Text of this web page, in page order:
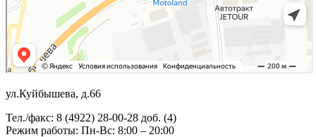
ул.Куйбышева, д.66
Тел./факс: 8 (4922) 28-00-28 доб. (4)
Режим работы: Пн-Вс: 8:00 – 20:00